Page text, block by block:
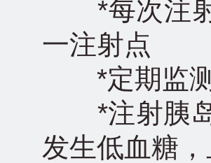
*每次注射
一注射点
*定期监测
*注射胰岛
发生低血糖